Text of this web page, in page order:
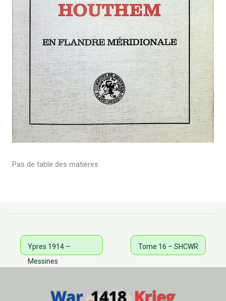
Pas de table des matières
Ypres 1914 –
Messines
Tome 16 – SHCWR